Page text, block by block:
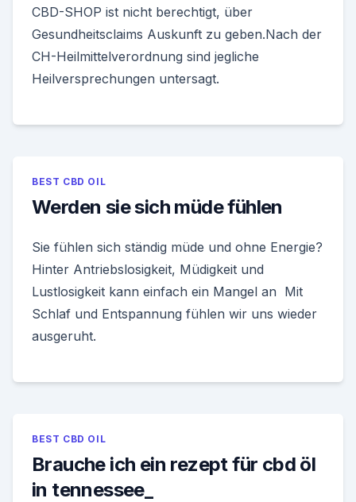
CBD-SHOP ist nicht berechtigt, über
Gesundheitsclaims Auskunft zu geben.Nach der
CH-Heilmittelverordnung sind jegliche
Heilversprechungen untersagt.
BEST CBD OIL
Werden sie sich müde fühlen
Sie fühlen sich ständig müde und ohne Energie?
Hinter Antriebslosigkeit, Müdigkeit und
Lustlosigkeit kann einfach ein Mangel an Mit
Schlaf und Entspannung fühlen wir uns wieder
ausgeruht.
BEST CBD OIL
Brauche ich ein rezept für cbd öl
in tennessee_